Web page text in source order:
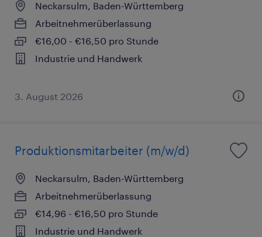
Neckarsulm, Baden-Württemberg
Arbeitnehmerüberlassung
€16,00 - €16,50 pro Stunde
Industrie und Handwerk
3. August 2026
Produktionsmitarbeiter (m/w/d)
Neckarsulm, Baden-Württemberg
Arbeitnehmerüberlassung
€14,96 - €16,50 pro Stunde
Industrie und Handwerk